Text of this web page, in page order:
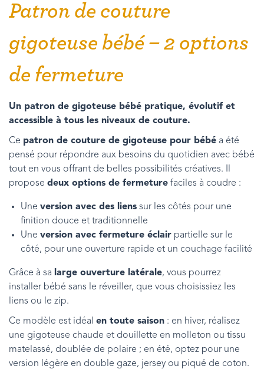
Patron de couture
gigoteuse bébé – 2 options
de fermeture
Un patron de gigoteuse bébé pratique, évolutif et
accessible à tous les niveaux de couture.
Ce patron de couture de gigoteuse pour bébé a été
pensé pour répondre aux besoins du quotidien avec bébé
tout en vous offrant de belles possibilités créatives. Il
propose deux options de fermeture faciles à coudre :
Une version avec des liens sur les côtés pour une
finition douce et traditionnelle
Une version avec fermeture éclair partielle sur le
côté, pour une ouverture rapide et un couchage facilité
Grâce à sa large ouverture latérale, vous pourrez
installer bébé sans le réveiller, que vous choisissiez les
liens ou le zip.
Ce modèle est idéal en toute saison : en hiver, réalisez
une gigoteuse chaude et douillette en molleton ou tissu
matelassé, doublée de polaire ; en été, optez pour une
version légère en double gaze, jersey ou piqué de coton.